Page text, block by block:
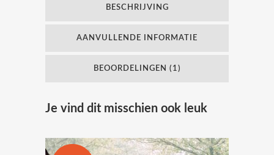
zwart/bordeaux
BESCHRIJVING
AANVULLENDE INFORMATIE
BEOORDELINGEN (1)
Je vind dit misschien ook leuk